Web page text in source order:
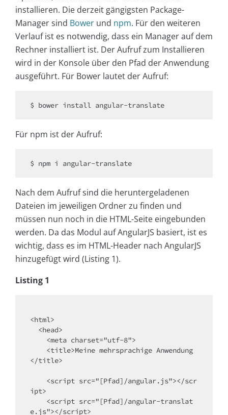
installieren. Die derzeit gängigsten Package-
Manager sind Bower und npm. Für den weiteren
Verlauf ist es notwendig, dass ein Manager auf dem
Rechner installiert ist. Der Aufruf zum Installieren
wird in der Konsole über den Pfad der Anwendung
ausgeführt. Für Bower lautet der Aufruf:
Für npm ist der Aufruf:
Nach dem Aufruf sind die heruntergeladenen
Dateien im jeweiligen Ordner zu finden und
müssen nun noch in die HTML-Seite eingebunden
werden. Da das Modul auf AngularJS basiert, ist es
wichtig, dass es im HTML-Header nach AngularJS
hinzugefügt wird (Listing 1).
Listing 1
<html>
</title>
ipt>
e.js"></script>